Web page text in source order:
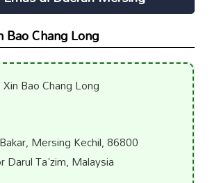
Bao Chang Long
Mersing Kechil, 86800
Darul Ta'zim, Malaysia